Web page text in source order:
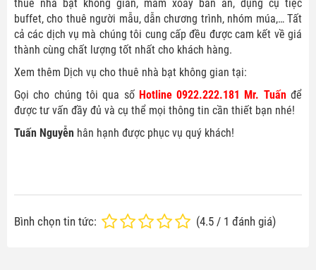
thuê nhà bạt không gian, mâm xoay bàn ăn, dụng cụ tiệc
buffet, cho thuê người mẫu, dẫn chương trình, nhóm múa,… Tất
cả các dịch vụ mà chúng tôi cung cấp đều được cam kết về giá
thành cùng chất lượng tốt nhất cho khách hàng.
Xem thêm Dịch vụ cho thuê nhà bạt không gian tại:
Gọi cho chúng tôi qua số Hotline 0922.222.181 Mr. Tuấnđể
được tư vấn đầy đủ và cụ thể mọi thông tin cần thiết bạn nhé!
Tuấn Nguyễn hân hạnh được phục vụ quý khách!
Bình chọn tin tức: (4.5 / 1 đánh giá)
tháng và bảng giá chi tiết của từng gói cước dịch vụ.
Họ tên*